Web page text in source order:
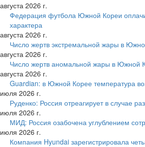
2026 г.
Федерация футбола Южной Кореи
характера
2026 г.
Число жертв экстремальной жары в
2026 г.
Число жертв аномальной жары в Южной
2026 г.
Guardian: в Южной Корее температура
2026 г.
Руденко: Россия отреагирует в случае
2026 г.
МИД: Россия озабочена углублением
2026 г.
Компания Hyundai зарегистрировала